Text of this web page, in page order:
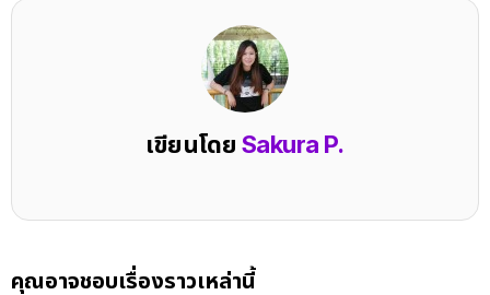
เขียนโดย Sakura P.
คุณอาจชอบเรื่องราวเหล่านี้